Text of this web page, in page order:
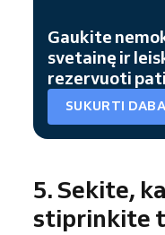
Gaukite
svetainę ir
rezervuoti
SUKURTI
5. Sekite,
stiprinkite